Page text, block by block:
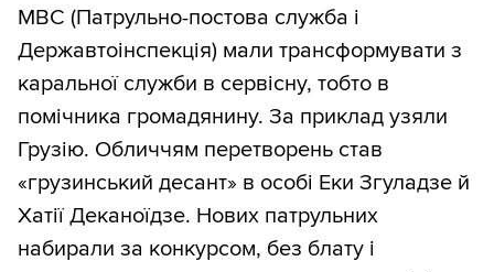
МВС (Патрульно-постова служба і
Державтоінспекція) мали трансформувати з
каральної служби в сервісну, тобто в
помічника громадянину. За приклад узяли
Грузію. Обличчям перетворень став
«грузинський десант» в особі Еки Згуладзе й
Хатії Деканоїдзе. Нових патрульних
набирали за конкурсом, без блату і